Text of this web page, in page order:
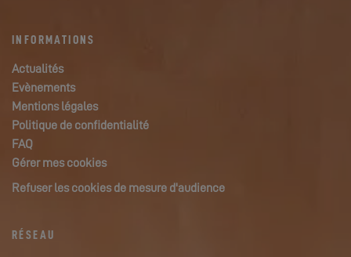
INFORMATIONS
Actualités
Evènements
Mentions légales
Politique de confidentialité
FAQ
Gérer mes cookies
Refuser les cookies de mesure d'audience
RÉSEAU